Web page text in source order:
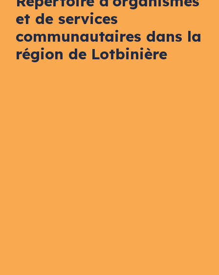
et de services
communautaires dans la
région de Lotbinière